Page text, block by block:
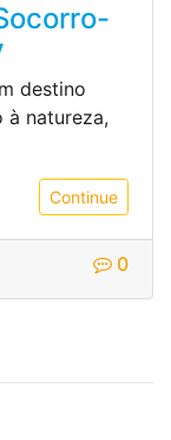
destino
à natureza,
Continue
0